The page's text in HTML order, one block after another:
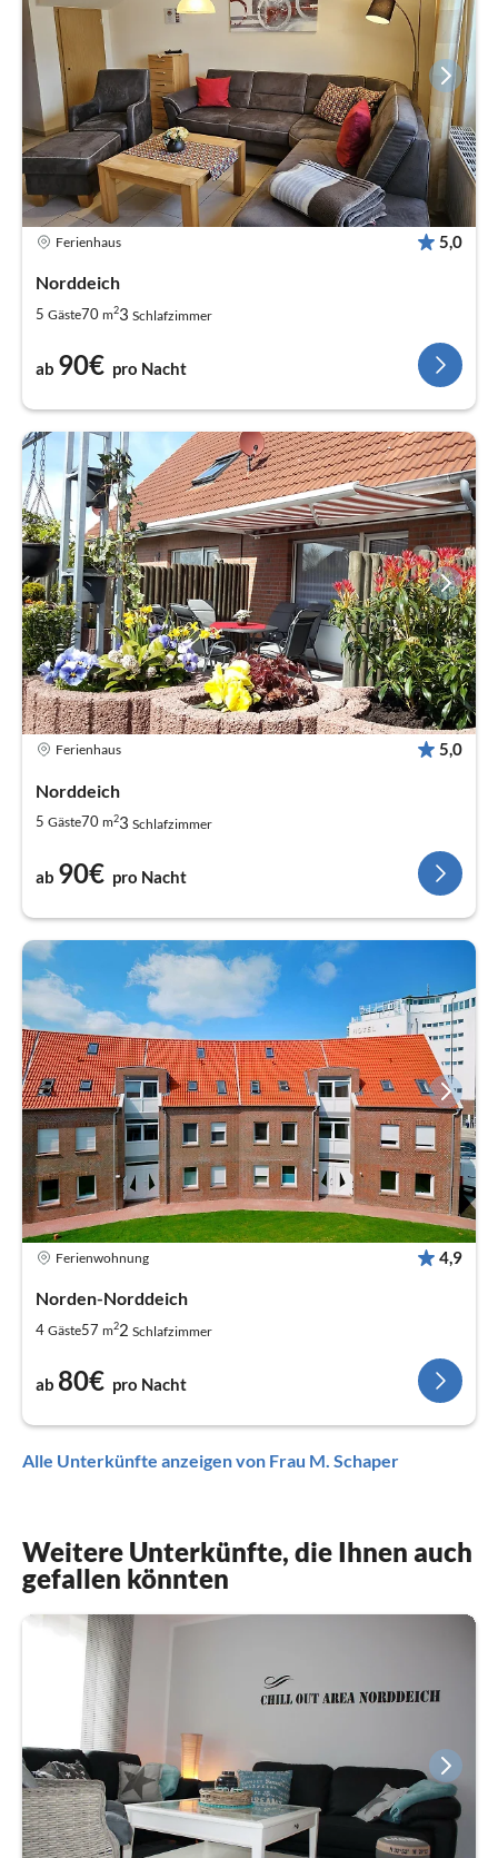
Ferienhaus 5,0
Norddeich
5 Gäste70 m23 Schlafzimmer
ab 90€ pro Nacht
Ferienhaus 5,0
Norddeich
5 Gäste70 m23 Schlafzimmer
ab 90€ pro Nacht
Ferienwohnung 4,9
Norden-Norddeich
4 Gäste57 m22 Schlafzimmer
ab 80€ pro Nacht
Alle Unterkünfte anzeigen von Frau M. Schaper
Weitere Unterkünfte, die Ihnen auch
gefallen könnten